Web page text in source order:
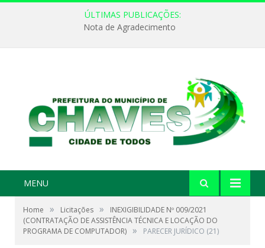
ÚLTIMAS PUBLICAÇÕES:
Nota de Agradecimento
MENU
Home » Licitações »
INEXIGIBILIDADE Nº 009/2021
(CONTRATAÇÃO DE ASSISTÊNCIA TÉCNICA E LOCAÇÃO DO
PROGRAMA DE COMPUTADOR) » PARECER JURÍDICO (21)